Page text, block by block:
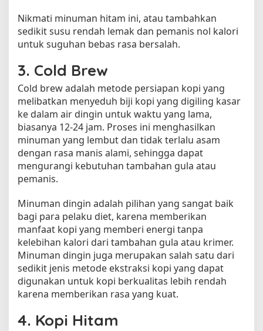
Nikmati minuman hitam ini, atau tambahkan
sedikit susu rendah lemak dan pemanis nol kalori
untuk suguhan bebas rasa bersalah.
3. Cold Brew
Cold brew adalah metode persiapan kopi yang
melibatkan menyeduh biji kopi yang digiling kasar
ke dalam air dingin untuk waktu yang lama,
biasanya 12-24 jam. Proses ini menghasilkan
minuman yang lembut dan tidak terlalu asam
dengan rasa manis alami, sehingga dapat
mengurangi kebutuhan tambahan gula atau
pemanis.
Minuman dingin adalah pilihan yang sangat baik
bagi para pelaku diet, karena memberikan
manfaat kopi yang memberi energi tanpa
kelebihan kalori dari tambahan gula atau krimer.
Minuman dingin juga merupakan salah satu dari
sedikit jenis metode ekstraksi kopi yang dapat
digunakan untuk kopi berkualitas lebih rendah
karena memberikan rasa yang kuat.
4. Kopi Hitam